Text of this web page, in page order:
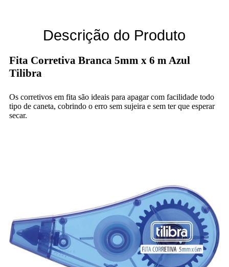
Descrição do Produto
Fita Corretiva Branca 5mm x 6 m Azul
Tilibra
Os corretivos em fita são ideais para apagar com facilidade todo
tipo de caneta, cobrindo o erro sem sujeira e sem ter que esperar
secar.